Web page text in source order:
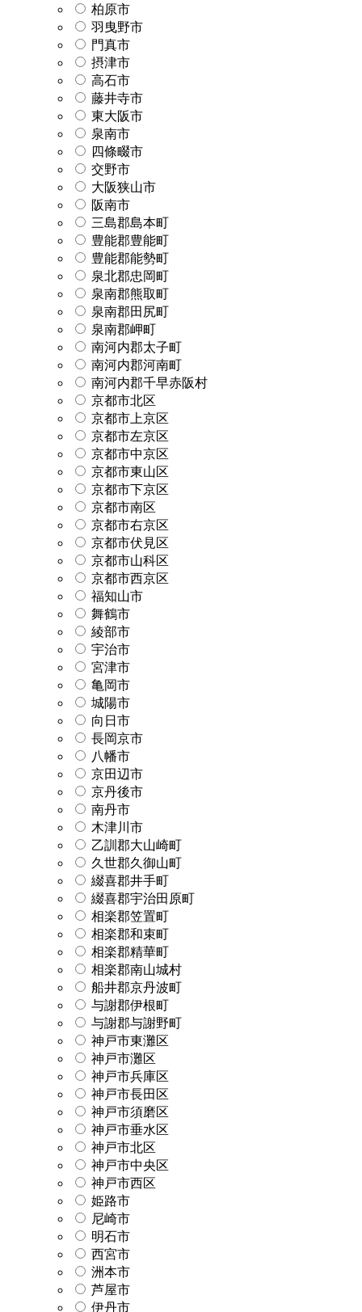
柏原市
羽曳野市
門真市
摂津市
高石市
藤井寺市
東大阪市
泉南市
四條畷市
交野市
大阪狭山市
阪南市
三島郡島本町
豊能郡豊能町
豊能郡能勢町
泉北郡忠岡町
泉南郡熊取町
泉南郡田尻町
泉南郡岬町
南河内郡太子町
南河内郡河南町
南河内郡千早赤阪村
京都市北区
京都市上京区
京都市左京区
京都市中京区
京都市東山区
京都市下京区
京都市南区
京都市右京区
京都市伏見区
京都市山科区
京都市西京区
福知山市
舞鶴市
綾部市
宇治市
宮津市
亀岡市
城陽市
向日市
長岡京市
八幡市
京田辺市
京丹後市
南丹市
木津川市
乙訓郡大山崎町
久世郡久御山町
綴喜郡井手町
綴喜郡宇治田原町
相楽郡笠置町
相楽郡和束町
相楽郡精華町
相楽郡南山城村
船井郡京丹波町
与謝郡伊根町
与謝郡与謝野町
神戸市東灘区
神戸市灘区
神戸市兵庫区
神戸市長田区
神戸市須磨区
神戸市垂水区
神戸市北区
神戸市中央区
神戸市西区
姫路市
尼崎市
明石市
西宮市
洲本市
芦屋市
伊丹市